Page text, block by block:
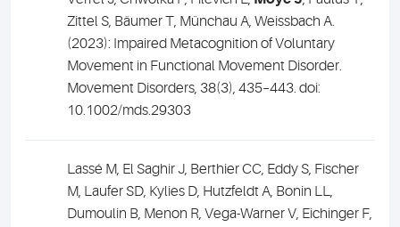
Zittel S, Bäumer T, Münchau A, Weissbach A.
(2023): Impaired Metacognition of Voluntary
Movement in Functional Movement Disorder.
Movement Disorders, 38(3), 435–443. doi:
10.1002/mds.29303
Lassé M, El Saghir J, Berthier CC, Eddy S, Fischer
M, Laufer SD, Kylies D, Hutzfeldt A, Bonin LL,
Dumoulin B, Menon R, Vega-Warner V, Eichinger F,